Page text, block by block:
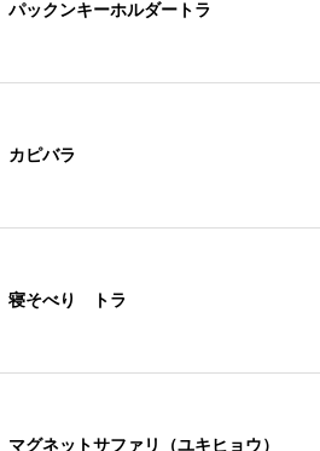
パックンキーホルダートラ
カピバラ
寝そべり トラ
マグネットサファリ（ユキヒョウ）